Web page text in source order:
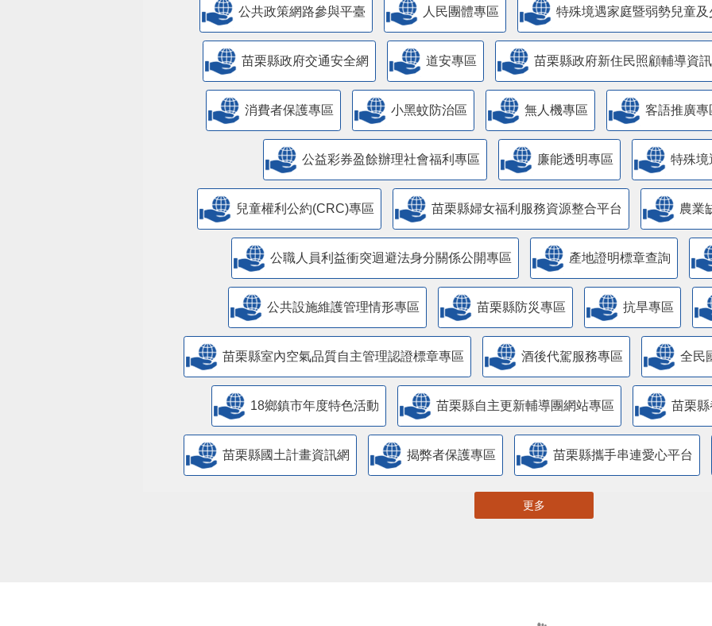
公共政策網路參與平臺 人民團體專區 特殊境遇家庭暨弱勢兒童
苗栗縣政府交通安全網 道安專區 苗栗縣政府新住民照顧輔導資
消費者保護專區 小黑蚊防治區 無人機專區 客語推廣專
公益彩券盈餘辦理社會福利專區 廉能透明專區 特殊境
兒童權利公約(CRC)專區 苗栗縣婦女福利服務資源整合平台 農業
公職人員利益衝突迴避法身分關係公開專區 產地證明標章查詢
​公共設施維護管理情形專區 苗栗縣防災專區 抗旱專區
苗栗縣室內空氣品質自主管理認證標章專區 酒後代駕服務專區 全民
18鄉鎮市年度特色活動 苗栗縣自主更新輔導團網站專區 苗栗
苗栗縣國土計畫資訊網 揭弊者保護專區 苗栗縣攜手串連愛心平台
更多